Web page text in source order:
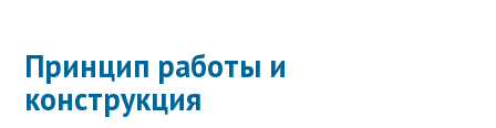
Принцип работы и
конструкция